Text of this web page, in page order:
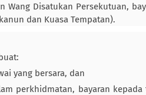
Wang Disatukan Persekutuan,
dan Kuasa Tempatan).
yang bersara, dan
perkhidmatan, bayaran